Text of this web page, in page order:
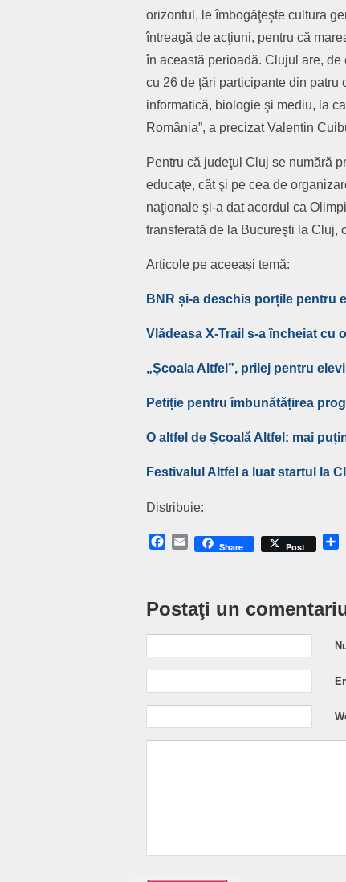
orizontul, le îmbogăţeşte cultura
întreagă de acţiuni, pentru că
în această perioadă. Clujul are,
cu 26 de ţări participante din patru
informatică, biologie şi mediu, la
România”, a precizat Valentin
Pentru că judeţul Cluj se numără
educaţe, cât şi pe cea de
naţionale şi-a dat acordul ca
transferată de la Bucureşti la Cluj,
Articole pe aceeași temă:
BNR și-a deschis porțile pentru
Vlădeasa X-Trail s-a încheiat cu
„Școala Altfel”, prilej pentru
Petiție pentru îmbunătățirea
O altfel de Școală Altfel: mai
Festivalul Altfel a luat startul la
Distribuie:
Facebook
EmailShare Post
Postaţi un